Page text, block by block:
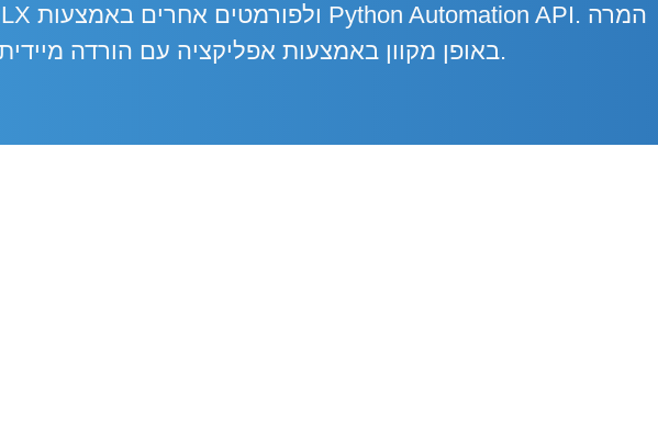
חופשית של קבצי Word באופן מקוון באמצעות אפליקציה עם הורדה מיידית.